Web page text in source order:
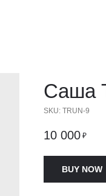
Саша
SKU: TRUN-9
10 000 ₽
BUY NOW